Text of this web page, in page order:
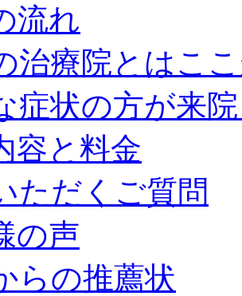
流れ
治療院とはこ
症状の方が来
容と料金
ただくご質問
の声
らの推薦状